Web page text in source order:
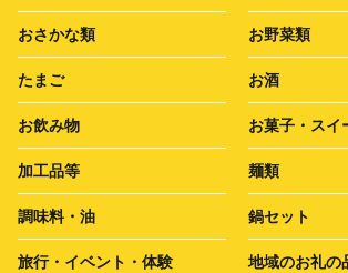
おさかな類 お野菜類
たまご お酒
お飲み物 お菓子・スイ
加工品等 麺類
調味料・油 鍋セット
旅行・イベント・体験 地域のお礼の